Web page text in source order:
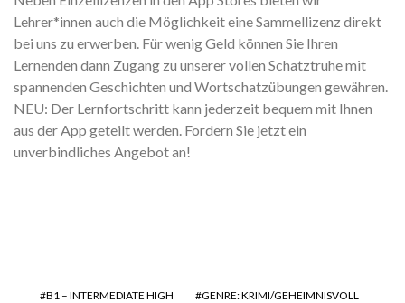
Lehrer*innen auch die Möglichkeit eine Sammellizenz direkt
bei uns zu erwerben. Für wenig Geld können Sie Ihren
Lernenden dann Zugang zu unserer vollen Schatztruhe mit
spannenden Geschichten und Wortschatzübungen gewähren.
NEU: Der Lernfortschritt kann jederzeit bequem mit Ihnen
aus der App geteilt werden. Fordern Sie jetzt ein
unverbindliches Angebot an!
B1 – INTERMEDIATE HIGH
GENRE: KRIMI/GEHEIMNISVOLL